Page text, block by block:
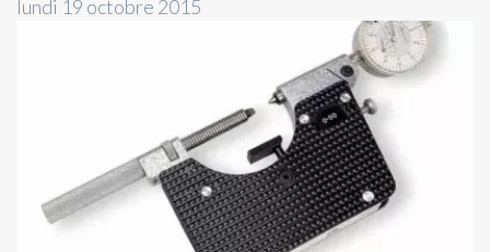
lundi 19 octobre 2015